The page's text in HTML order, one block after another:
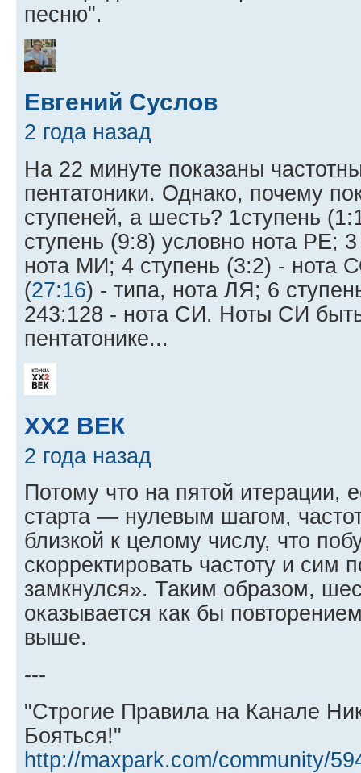
песню".
Евгений Суслов
2 года назад
На 22 минуте показаны
пентатоники. Однако, почему
ступеней, а шесть? 1ступень
ступень (9:8) условно нота РЕ;
нота МИ; 4 ступень (3:2) - нота
(27:16) - типа, нота ЛЯ; 6
243:128 - нота СИ. Ноты СИ
пентатонике...
XX2 ВЕК
2 года назад
Потому что на пятой итерации,
старта — нулевым шагом,
близкой к целому числу, что
скорректировать частоту и сим
замкнулся». Таким образом,
оказывается как бы
выше.
---
"Строгие Правила на Канале
Бояться!"
http://maxpark.com/community/